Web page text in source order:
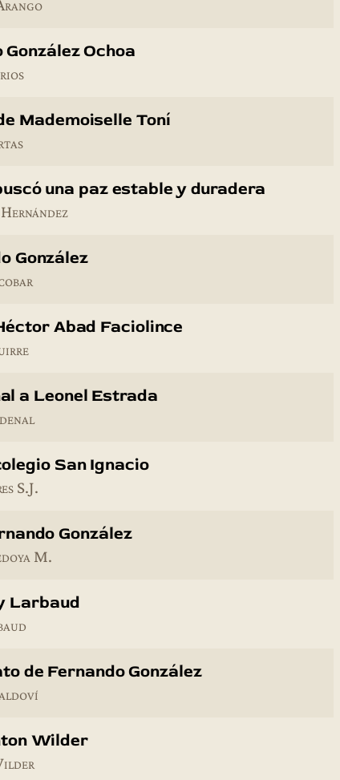
Ochoa
Mademoiselle Toní
una paz estable y duradera
González
Abad Faciolince
a Leonel Estrada
San Ignacio
S.J.
González
M.
Larbaud
de Fernando González
Wilder